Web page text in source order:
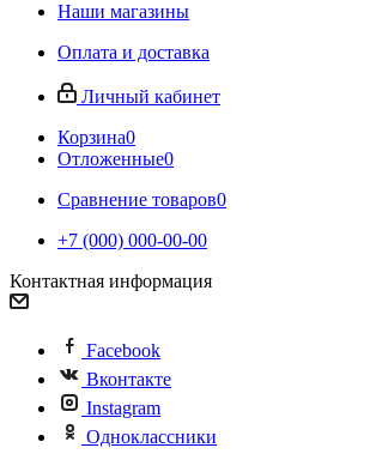
Наши магазины
Оплата и доставка
Личный кабинет
Корзина0
Отложенные0
Сравнение товаров0
+7 (000) 000-00-00
Контактная информация
Facebook
Вконтакте
Instagram
Одноклассники